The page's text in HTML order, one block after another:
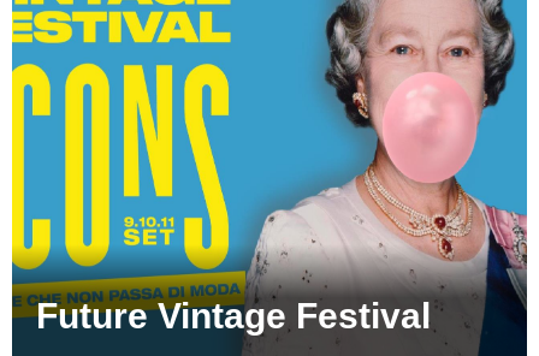
Future Vintage Festival